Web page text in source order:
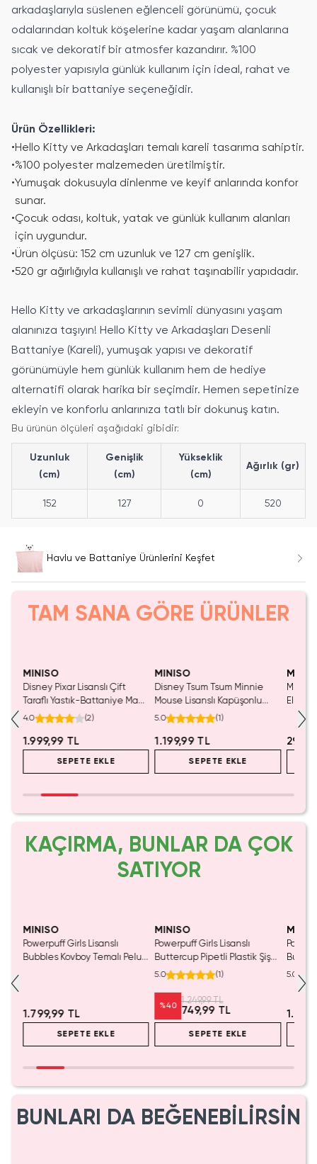
arkadaşlarıyla süslenen eğlenceli görünümü, çocuk
odalarından koltuk köşelerine kadar yaşam alanlarına
sıcak ve dekoratif bir atmosfer kazandırır. %100
polyester yapısıyla günlük kullanım için ideal, rahat ve
kullanışlı bir battaniye seçeneğidir.
Ürün Özellikleri:
•Hello Kitty ve Arkadaşları temalı kareli tasarıma sahiptir.
•%100 polyester malzemeden üretilmiştir.
•Yumuşak dokusuyla dinlenme ve keyif anlarında konfor
sunar.
•Çocuk odası, koltuk, yatak ve günlük kullanım alanları
için uygundur.
•Ürün ölçüsü: 152 cm uzunluk ve 127 cm genişlik.
•520 gr ağırlığıyla kullanışlı ve rahat taşınabilir yapıdadır.
Hello Kitty ve arkadaşlarının sevimli dünyasını yaşam
alanınıza taşıyın! Hello Kitty ve Arkadaşları Desenli
Battaniye (Kareli), yumuşak yapısı ve dekoratif
görünümüyle hem günlük kullanım hem de hediye
alternatifi olarak harika bir seçimdir. Hemen sepetinize
ekleyin ve konforlu anlarınıza tatlı bir dokunuş katın.
Bu ürünün ölçüleri aşağıdaki gibidir:
Uzunluk
(cm)
Genişlik
(cm)
Yükseklik
(cm)
Ağırlık (gr)
152 127 0 520
Havlu ve Battaniye Ürünlerini Keşfet
TAM SANA GÖRE ÜRÜNLER
MINISO
Disney Pixar Lisanslı Çift
Taraflı Yastık-Battaniye Mavi
140 x 100 Cm – 2'si 1 Arada
4.0 (2)
1.999,99 TL
SEPETE EKLE
MINISO
Disney Tsum Tsum Minnie
Mouse Lisanslı Kapüşonlu
Battaniye – Ultra Yumuşak
Cm
5.0 (1)
1.199,99 TL
SEPETE EKLE
Miniso
El
18x22
KAÇIRMA, BUNLAR DA ÇOK
SATIYOR
MINISO
Powerpuff Girls Lisanslı
Bubbles Kovboy Temalı Peluş
1.799,99 TL
SEPETE EKLE
MINISO
Powerpuff Girls Lisanslı
Buttercup Pipetli Plastik Şişe
1250 ML 34 Cm
5.0 (1)
%40
1.249,99 TL
749,99 TL
SEPETE EKLE
5.0
BUNLARI DA BEĞENEBİLİRSİN